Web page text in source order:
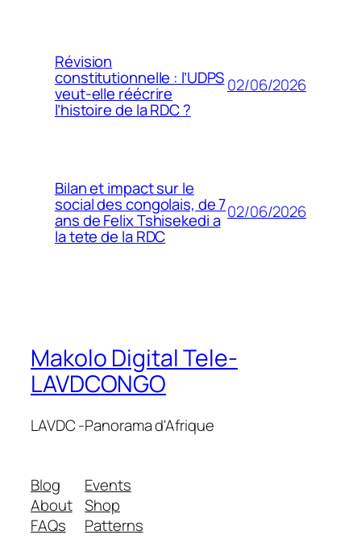
Révision
constitutionnelle : l’UDPS
veut-elle réécrire
l’histoire de la RDC ?
02/06/2026
Bilan et impact sur le
social des congolais, de 7
ans de Felix Tshisekedi a
la tete de la RDC
02/06/2026
Makolo Digital Tele-
LAVDCONGO
LAVDC -Panorama d'Afrique
Blog
About
FAQs
Events
Shop
Patterns